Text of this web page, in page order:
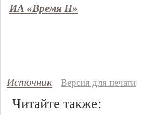
ИА «Время Н»
Источник Версия для печати
Читайте также: